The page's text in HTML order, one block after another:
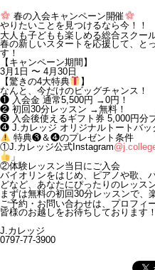
春の入会キャンペーン開催
やりたいことを見つけるなら今！！
大人も子どもも楽しめる総合スクー
春の新しいスタートを応援して、と
す！
【キャンペーン期間】
3月1日 〜 4月30日
【驚きの4大特典
】
なんと、今だけのビッグチャンス！
❶ 入会金 通常5,500円 →0円！
❷ 初回30分レッスン →無料！
❸ 入会後使えるギフト券 5,000円分
❹ J.カレッジ オリジナルトートバッ
特典❸＆❹のプレゼント条件
①J.カレッジ公式Instagram
」
②体験レッスン当日にご入会
バイオリンをはじめ、ピアノや歌、
どなど、あなたにぴったりのレッス
まずは無料の初回30分レッスンで、
ご予約・お問い合わせは、プロフィ
皆様のお越しをお待ちしております！
J.カレッジ
0797-77-3900